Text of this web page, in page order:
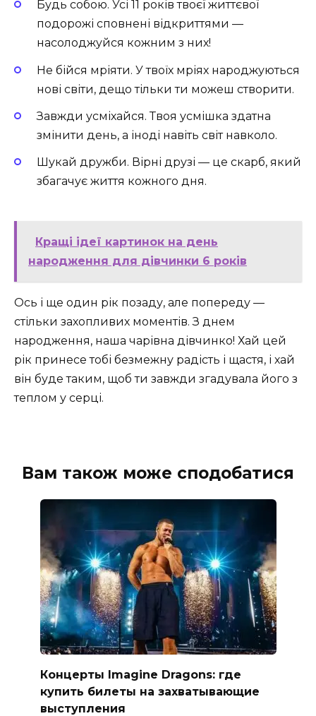
Будь собою. Усі 11 років твоєї життєвої
подорожі сповнені відкриттями —
насолоджуйся кожним з них!
Не бійся мріяти. У твоїх мріях народжуються
нові світи, дещо тільки ти можеш створити.
Завжди усміхайся. Твоя усмішка здатна
змінити день, а іноді навіть світ навколо.
Шукай дружби. Вірні друзі — це скарб, який
збагачує життя кожного дня.
Кращі ідеї картинок на день
народження для дівчинки 6 років
Ось і ще один рік позаду, але попереду —
стільки захопливих моментів. З днем
народження, наша чарівна дівчинко! Хай цей
рік принесе тобі безмежну радість і щастя, і хай
він буде таким, щоб ти завжди згадувала його з
теплом у серці.
Вам також може сподобатися
Концерты Imagine Dragons: где
купить билеты на захватывающие
выступления